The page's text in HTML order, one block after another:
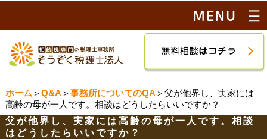
ホーム ＞ Q&A ＞ 事務所についてのQA ＞父が他界し、実家には
高齢の母が一人です。相談はどうしたらいいですか？
父が他界し、実家には高齢の母が一人です。相談
はどうしたらいいですか？